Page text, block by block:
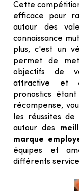
Cette
efficace pour
autour des
connaissance
plus, c'est un
permet de
objectifs de
attractive et
pronostics
récompense,
les réussites
autour des
marque
équipes et
différents